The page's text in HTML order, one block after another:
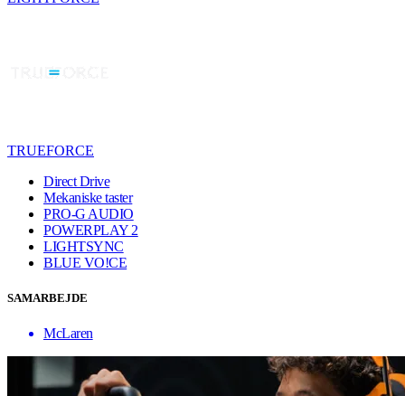
TRUEFORCE
Direct Drive
Mekaniske taster
PRO-G AUDIO
POWERPLAY 2
LIGHTSYNC
BLUE VO!CE
SAMARBEJDE
McLaren